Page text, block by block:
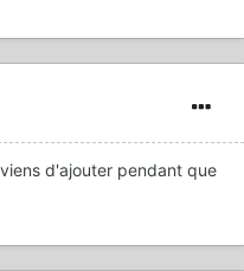
d'ajouter pendant que